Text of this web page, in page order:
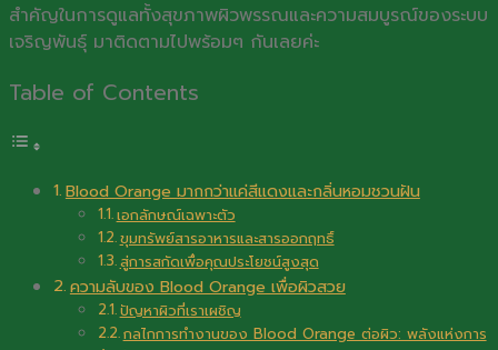
สำคัญในการดูแลทั้งสุขภาพผิวพรรณและความสมบูรณ์ของระบบ
เจริญพันธุ์ มาติดตามไปพร้อมๆ กันเลยค่ะ
Table of Contents
Blood Orange มากกว่าแค่สีแดงและกลิ่นหอมชวนฝัน
เอกลักษณ์เฉพาะตัว
ขุมทรัพย์สารอาหารและสารออกฤทธิ์
สู่การสกัดเพื่อคุณประโยชน์สูงสุด
ความลับของ Blood Orange เพื่อผิวสวย
ปัญหาผิวที่เราเผชิญ
กลไกการทำงานของ Blood Orange ต่อผิว: พลังแห่งการ